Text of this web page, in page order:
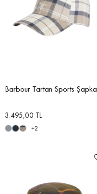
Barbour Tartan Sports Şapka
3.495,00 TL
+2